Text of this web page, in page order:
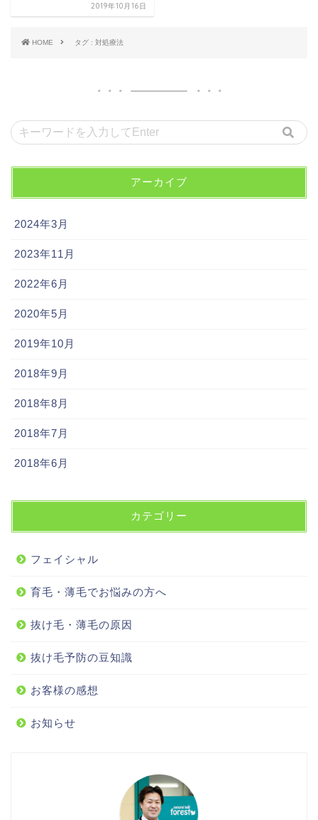
2019年10月16日
HOME タグ : 対処療法
アーカイブ
2024年3月
2023年11月
2022年6月
2020年5月
2019年10月
2018年9月
2018年8月
2018年7月
2018年6月
カテゴリー
フェイシャル
育毛・薄毛でお悩みの方へ
抜け毛・薄毛の原因
抜け毛予防の豆知識
お客様の感想
お知らせ